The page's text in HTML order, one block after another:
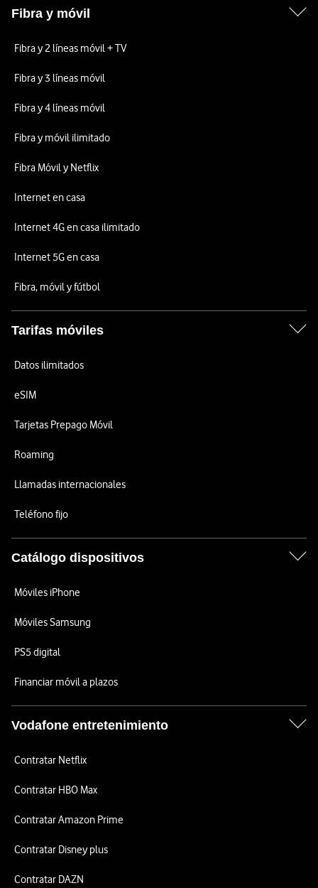
Fibra y móvil
Fibra y 2 líneas móvil + TV
Fibra y 3 líneas móvil
Fibra y 4 líneas móvil
Fibra y móvil ilimitado
Fibra Móvil y Netflix
Internet en casa
Internet 4G en casa ilimitado
Internet 5G en casa
Fibra, móvil y fútbol
Tarifas móviles
Datos ilimitados
eSIM
Tarjetas Prepago Móvil
Roaming
Llamadas internacionales
Teléfono fijo
Catálogo dispositivos
Móviles iPhone
Móviles Samsung
PS5 digital
Financiar móvil a plazos
Vodafone entretenimiento
Contratar Netflix
Contratar HBO Max
Contratar Amazon Prime
Contratar Disney plus
Contratar DAZN